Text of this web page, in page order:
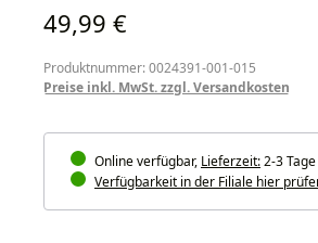
Regulärer Preis:
49,99 €
Produktnummer: 0024391-001-015
Preise inkl. MwSt. zzgl. Versandkosten
Online verfügbar, Lieferzeit:2-3
Verfügbarkeit in der Filiale hier